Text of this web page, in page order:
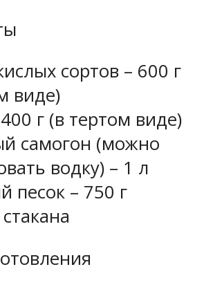
сортов – 600 г
виде)
г (в тертом виде)
самогон (можно
водку) – 1 л
песок – 750 г